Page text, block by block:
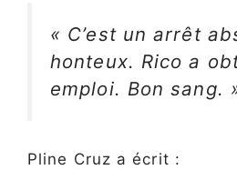
« C’est un arrêt
honteux. Rico a
emploi. Bon sang.
Pline Cruz a écrit :